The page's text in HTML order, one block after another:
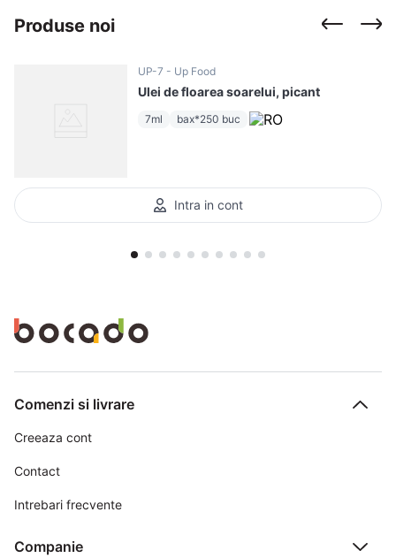
Produse noi
UP-7 Up Food
Ulei de floarea soarelui, picant
7ml bax*250 buc
Intra in cont
Comenzi si livrare
Creeaza cont
Contact
Intrebari frecvente
Companie